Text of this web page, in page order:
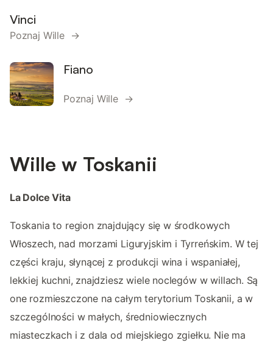
Vinci
Poznaj Wille →
Fiano
Poznaj Wille →
Wille w Toskanii
La Dolce Vita
Toskania to region znajdujący się w środkowych
Włoszech, nad morzami Liguryjskim i Tyrreńskim. W tej
części kraju, słynącej z produkcji wina i wspaniałej,
lekkiej kuchni, znajdziesz wiele noclegów w willach. Są
one rozmieszczone na całym terytorium Toskanii, a w
szczególności w małych, średniowiecznych
miasteczkach i z dala od miejskiego zgiełku. Nie ma